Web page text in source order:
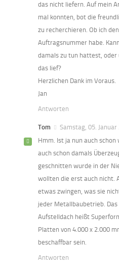
das nicht liefern. Auf mein
mal konnten, bot die
zu recherchieren. Ob ich
Auftragsnummer habe.
damals zu tun hattest,
das lief?
Herzlichen Dank im Voraus.
Jan
Antworten
Tom
Samstag, 05.
Hmm. Ist ja nun auch
auch schon damals
geschnitten wurde in der
wollten die erst auch nicht.
etwas zwingen, was sie
jeder Metallbaubetrieb.
Aufstelldach heißt
Platten von 4.000 x 2.000
beschaffbar sein.
Antworten